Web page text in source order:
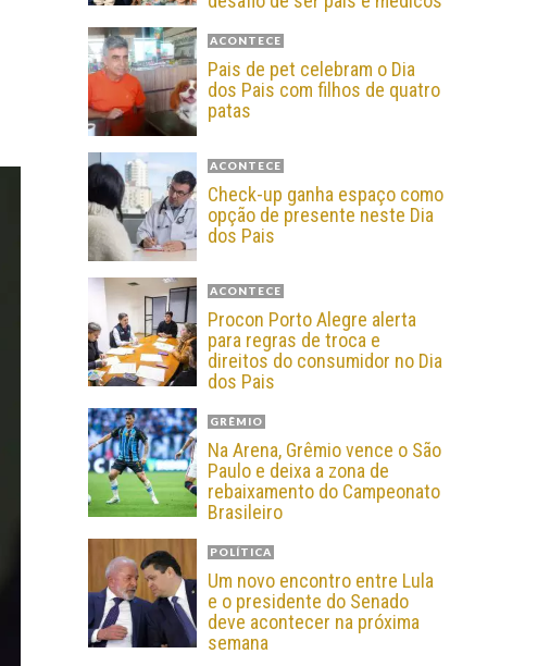
ACONTECE
Pais de pet celebram o Dia
dos Pais com filhos de quatro
patas
ACONTECE
Check-up ganha espaço como
opção de presente neste Dia
dos Pais
ACONTECE
Procon Porto Alegre alerta
para regras de troca e
direitos do consumidor no Dia
dos Pais
GRÊMIO
Na Arena, Grêmio vence o São
Paulo e deixa a zona de
rebaixamento do Campeonato
Brasileiro
POLÍTICA
Um novo encontro entre Lula
e o presidente do Senado
deve acontecer na próxima
semana